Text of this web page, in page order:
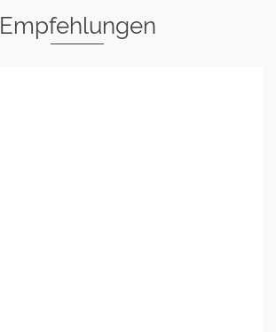
Empfehlungen